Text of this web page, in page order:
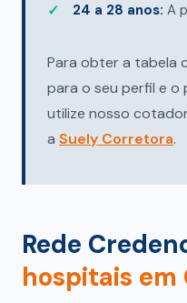
24 a 28 anos: A
Para obter a tabela
para o seu perfil e o
utilize nosso
a Suely Corretora.
Rede
hospitais em